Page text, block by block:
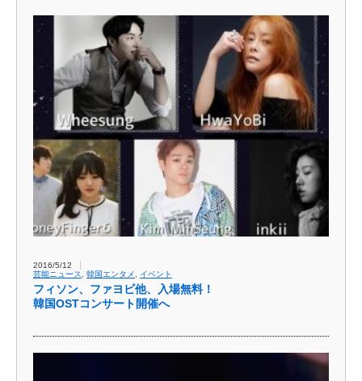
2016/5/12
芸能ニュース
韓国エンタメ イベント
フィソン、ファヨビ他、入場無料！
韓国OSTコンサート開催へ